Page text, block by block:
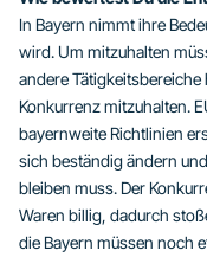
In Bayern nimmt ihre
wird. Um mitzuhalten
andere
Konkurrenz mitzuhalten.
bayernweite Richtlinien
sich beständig ändern
bleiben muss. Der
Waren billig, dadurch
die Bayern müssen noch